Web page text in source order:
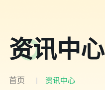
资讯中心
首页 资讯中心